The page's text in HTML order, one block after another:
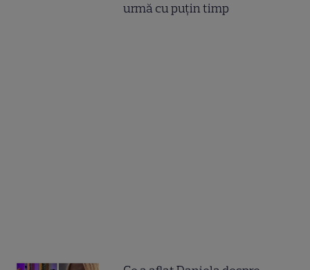
urmă cu puțin timp